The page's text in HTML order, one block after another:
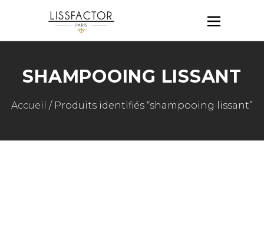
SHAMPOOING LISSANT
Accueil / Produits identifiés “shampooing lissant”